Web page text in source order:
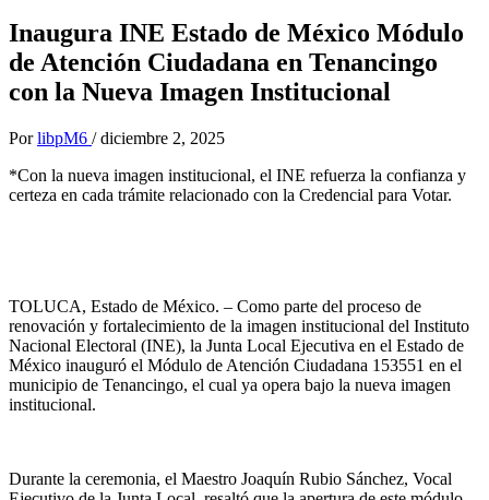
Inaugura INE Estado de México Módulo
de Atención Ciudadana en Tenancingo
con la Nueva Imagen Institucional
Por libpM6 / diciembre 2, 2025
*Con la nueva imagen institucional, el INE refuerza la confianza y
certeza en cada trámite relacionado con la Credencial para Votar.
TOLUCA, Estado de México. – Como parte del proceso de
renovación y fortalecimiento de la imagen institucional del Instituto
Nacional Electoral (INE), la Junta Local Ejecutiva en el Estado de
México inauguró el Módulo de Atención Ciudadana 153551 en el
municipio de Tenancingo, el cual ya opera bajo la nueva imagen
institucional.
Durante la ceremonia, el Maestro Joaquín Rubio Sánchez, Vocal